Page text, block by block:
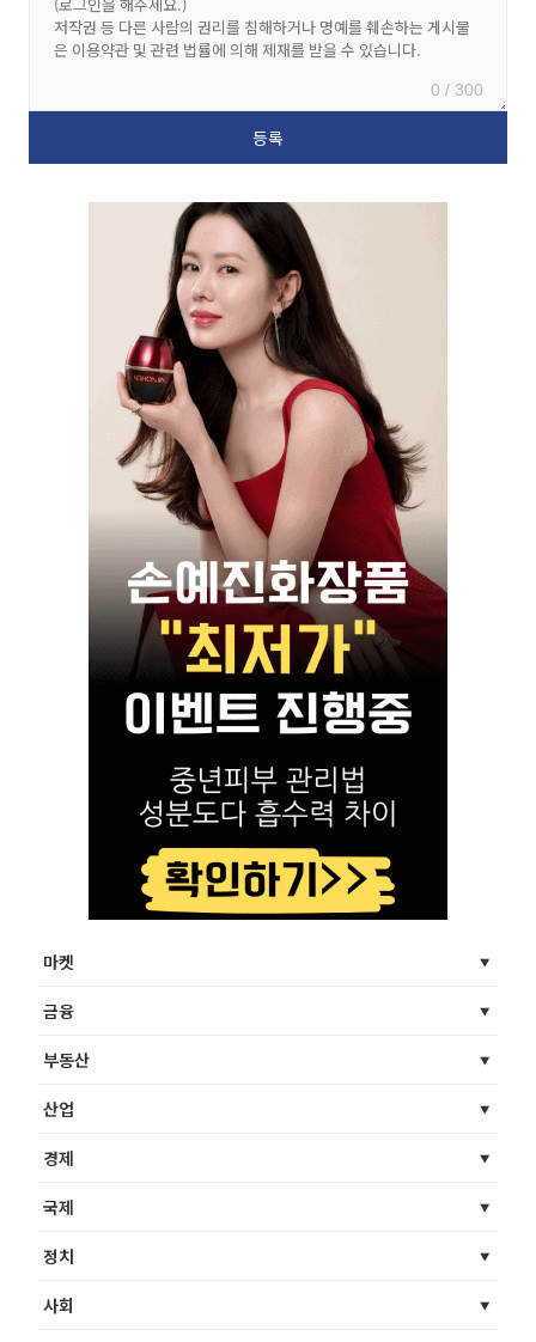
0 / 300
마켓
금융
부동산
산업
경제
국제
정치
사회